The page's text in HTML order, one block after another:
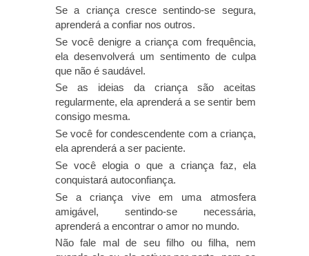
Se a criança cresce sentindo-se segura,
aprenderá a confiar nos outros.
Se você denigre a criança com frequência,
ela desenvolverá um sentimento de culpa
que não é saudável.
Se as ideias da criança são aceitas
regularmente, ela aprenderá a se sentir bem
consigo mesma.
Se você for condescendente com a criança,
ela aprenderá a ser paciente.
Se você elogia o que a criança faz, ela
conquistará autoconfiança.
Se a criança vive em uma atmosfera
amigável, sentindo-se necessária,
aprenderá a encontrar o amor no mundo.
Não fale mal de seu filho ou filha, nem